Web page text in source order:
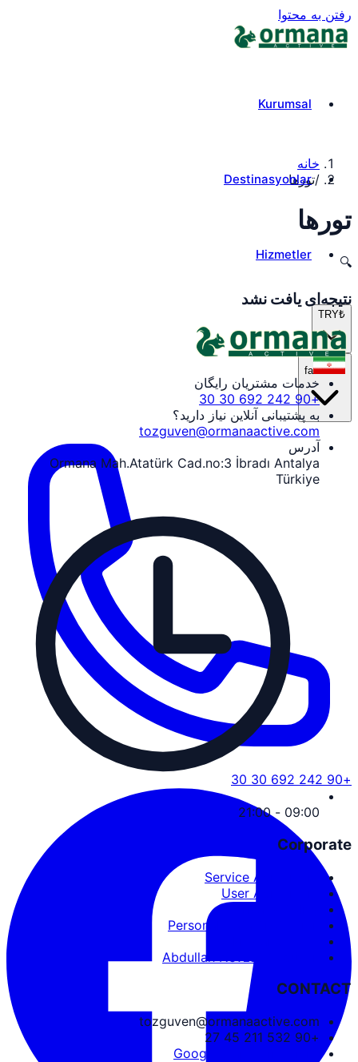
رفتن به محتوا
Kurumsal
Destinasyonlar
Hizmetler
₺
TRY
fa
+90 242 692 30 30
خانه
/تورها
تورها
🔍
نتیجه‌ای یافت نشد
خدمات مشتریان رایگان
+90 242 692 30 30
به پشتیبانی آنلاین نیاز دارید؟
tozguven@ormanaactive.com
آدرس
Ormana Mah.Atatürk Cad.no:3 İbradı Antalya
Türkiye
09:00 - 21:00
Corporate
Service Agreement
User Agreement
Personal Data Protection
Abdullah Nevzat Özgüven
CONTACT
tozguven@ormanaactive.com
+90 532 211 45 27
Google Maps Directions